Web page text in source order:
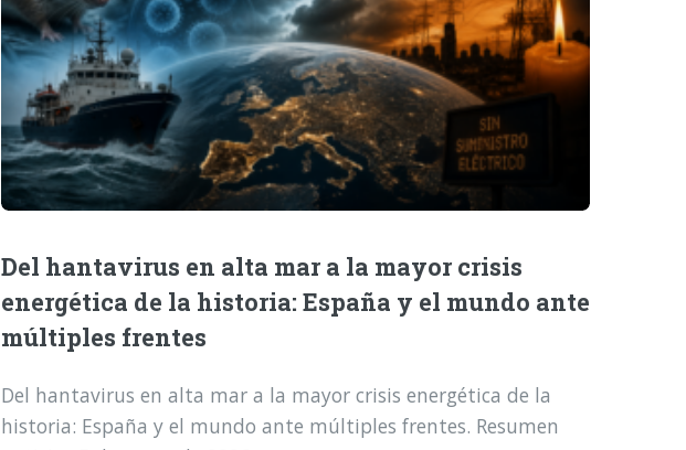
Del hantavirus en alta mar a la mayor crisis
energética de la historia: España y el mundo ante
múltiples frentes
Del hantavirus en alta mar a la mayor crisis energética de la
historia: España y el mundo ante múltiples frentes. Resumen